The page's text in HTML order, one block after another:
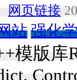
网页链接
站 强化
模版